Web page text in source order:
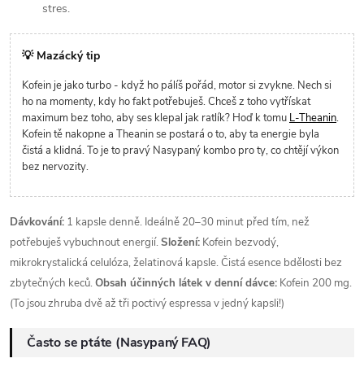
stres.
💡 Mazácký tip
Kofein je jako turbo - když ho pálíš pořád, motor si zvykne. Nech si
ho na momenty, kdy ho fakt potřebuješ. Chceš z toho vytřískat
maximum bez toho, aby ses klepal jak ratlík? Hoď k tomu L-Theanin.
Kofein tě nakopne a Theanin se postará o to, aby ta energie byla
čistá a klidná. To je to pravý Nasypaný kombo pro ty, co chtějí výkon
bez nervozity.
Dávkování: 1 kapsle denně. Ideálně 20–30 minut před tím, než
potřebuješ vybuchnout energií.Složení: Kofein bezvodý,
mikrokrystalická celulóza, želatinová kapsle. Čistá esence bdělosti bez
zbytečných keců.Obsah účinných látek v denní dávce: Kofein 200 mg.
(To jsou zhruba dvě až tři poctivý espressa v jedný kapsli!)
Často se ptáte (Nasypaný FAQ)